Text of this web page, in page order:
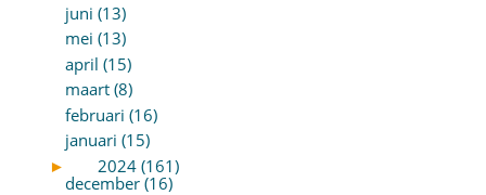
juni (13)
mei (13)
april (15)
maart (8)
februari (16)
januari (15)
►
2024 (161)
december (16)